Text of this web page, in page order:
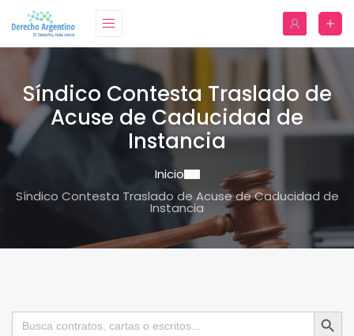
Síndico Contesta Traslado de
Acuse de Caducidad de
Instancia
Inicio
Síndico Contesta Traslado de Acuse de Caducidad de
Instancia
Buscar: Botón de